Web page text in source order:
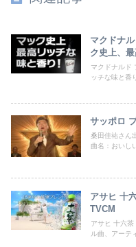
マクドナ
ク史上、
マクドナルド
ッチな味と香
サッポロ
桑田佳祐さん
曲名：おいし
アサヒ 十
TVCM
アサヒ 十六
ル曲、アーテ